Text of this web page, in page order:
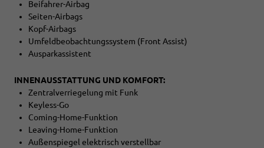
Beifahrer-Airbag
Seiten-Airbags
Kopf-Airbags
Umfeldbeobachtungssystem (Front Assist)
Ausparkassistent
INNENAUSSTATTUNG UND KOMFORT:
Zentralverriegelung mit Funk
Keyless-Go
Coming-Home-Funktion
Leaving-Home-Funktion
Außenspiegel elektrisch verstellbar